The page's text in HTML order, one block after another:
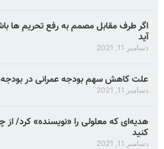
اگر طرف مقابل مصمم به رفع تحریم ها
آید
دسامبر 11, 2021
علت کاهش سهم بودجه عمرانی در بودجه ۱۴۰۱
دسامبر 11, 2021
هدیه‌ای که معلولی را «نویسنده» کرد/
کنید
دسامبر 11, 2021